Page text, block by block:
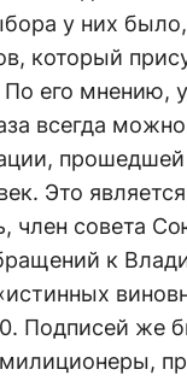
у них
который
его мнению,
всегда
Это
член совета
к
Подписей же